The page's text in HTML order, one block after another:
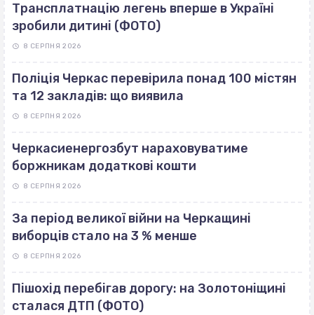
Трансплатнацію легень вперше в Україні
зробили дитині (ФОТО)
8 СЕРПНЯ 2026
Поліція Черкас перевірила понад 100 містян
та 12 закладів: що виявила
8 СЕРПНЯ 2026
Черкасиенергозбут нараховуватиме
боржникам додаткові кошти
8 СЕРПНЯ 2026
За період великої війни на Черкащині
виборців стало на 3 % менше
8 СЕРПНЯ 2026
Пішохід перебігав дорогу: на Золотоніщині
сталася ДТП (ФОТО)